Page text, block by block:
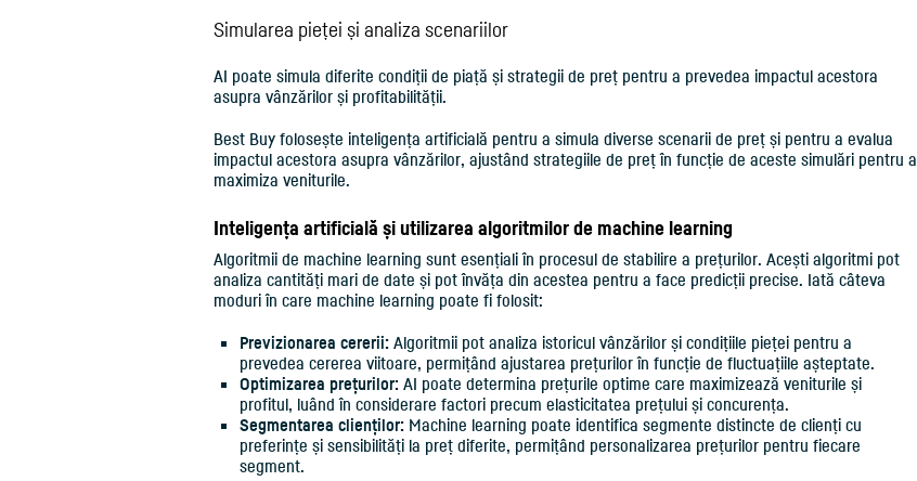
Simularea pieței și analiza scenariilor
AI poate simula diferite condiții de piață și strategii de preț pentru a prevedea impactul acestora
asupra vânzărilor și profitabilității.
Best Buy folosește inteligența artificială pentru a simula diverse scenarii de preț și pentru a evalua
impactul acestora asupra vânzărilor, ajustând strategiile de preț în funcție de aceste simulări pentru a
maximiza veniturile.
Inteligența artificială și utilizarea algoritmilor de machine learning
Algoritmii de machine learning sunt esențiali în procesul de stabilire a prețurilor. Acești algoritmi pot
analiza cantități mari de date și pot învăța din acestea pentru a face predicții precise. Iată câteva
moduri în care machine learning poate fi folosit:
Previzionarea cererii: Algoritmii pot analiza istoricul vânzărilor și condițiile pieței pentru a
prevedea cererea viitoare, permițând ajustarea prețurilor în funcție de fluctuațiile așteptate.
Optimizarea prețurilor: AI poate determina prețurile optime care maximizează veniturile și
profitul, luând în considerare factori precum elasticitatea prețului și concurența.
Segmentarea clienților: Machine learning poate identifica segmente distincte de clienți cu
preferințe și sensibilități la preț diferite, permițând personalizarea prețurilor pentru fiecare
segment.